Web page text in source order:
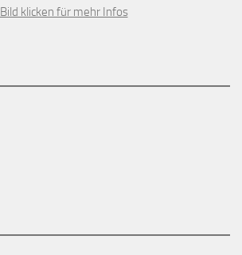
Bild klicken für mehr Infos